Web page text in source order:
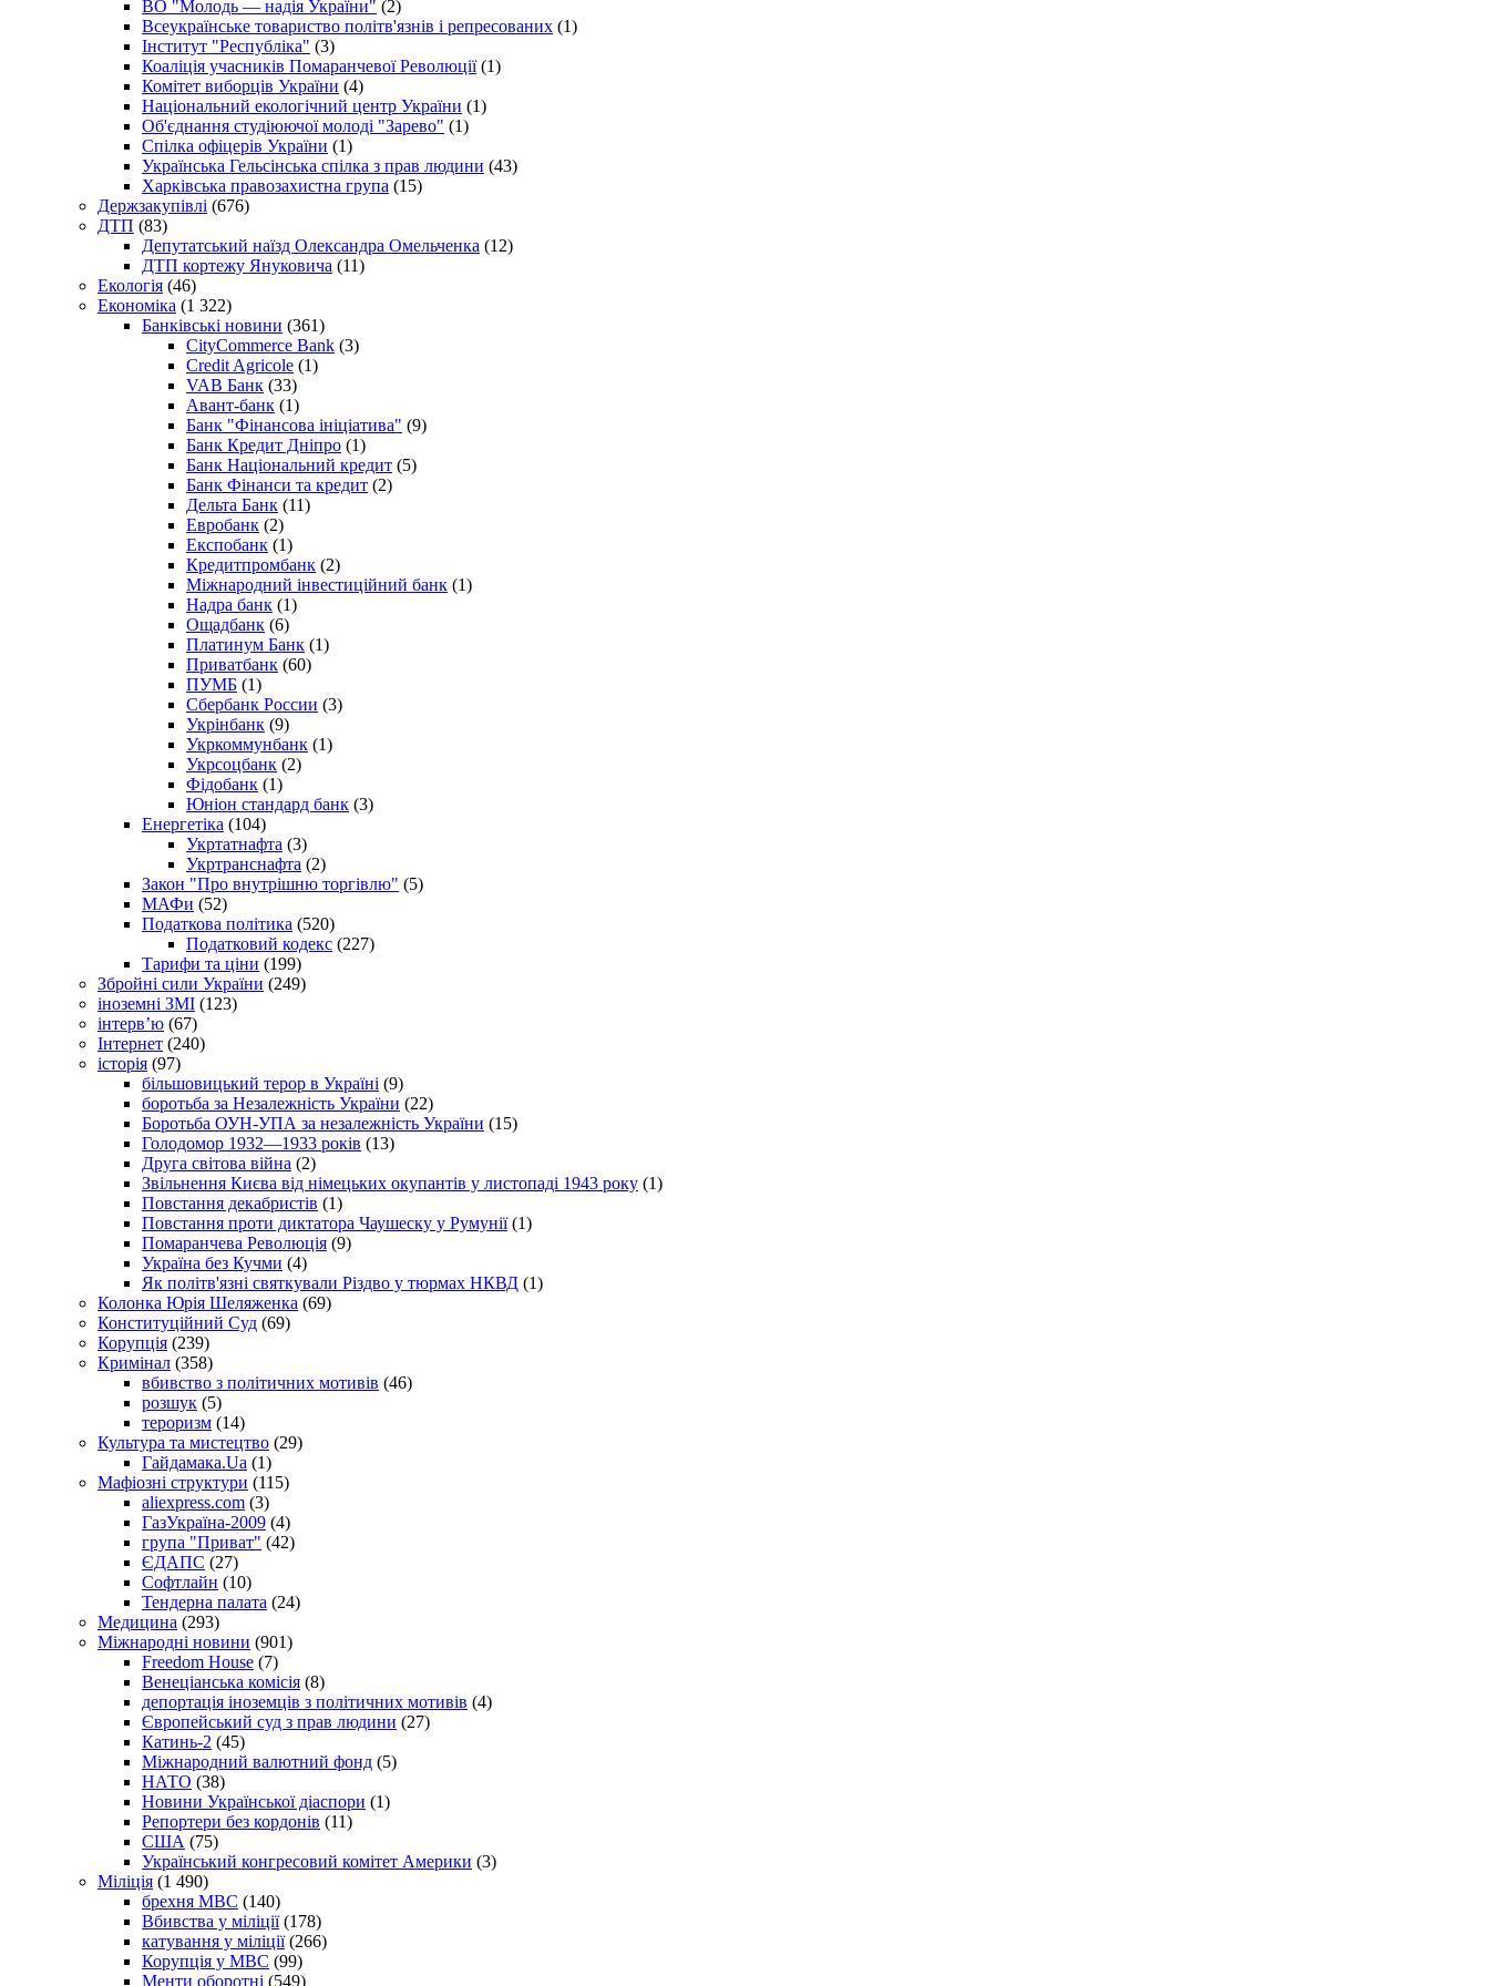
ВО "Молодь — надія України" (2)
Всеукраїнське товариство політв'язнів і репресованих (1)
Інститут "Республіка" (3)
Коаліція учасників Помаранчевої Революції(1)
Комітет виборців України (4)
Національний екологічний центр України (1)
Об'єднання студіюючої молоді "Зарево" (1)
Спілка офіцерів України (1)
Українська Гельсінська спілка з прав людини (43)
Харківська правозахистна група (15)
Держзакупівлі (676)
ДТП (83)
Депутатський наїзд Олександра Омельченка (12)
ДТП кортежу Януковича (11)
Екологія (46)
Економіка (1 322)
Банківські новини (361)
CityCommerce Bank (3)
Credit Agricole (1)
VAB Банк (33)
Авант-банк (1)
Банк "Фінансова ініціатива" (9)
Банк Кредит Дніпро (1)
Банк Національний кредит (5)
Банк Фінанси та кредит (2)
Дельта Банк (11)
Евробанк (2)
Експобанк (1)
Кредитпромбанк (2)
Міжнародний інвестиційний банк (1)
Надра банк (1)
Ощадбанк (6)
Платинум Банк (1)
Приватбанк (60)
ПУМБ (1)
Сбербанк России (3)
Укрінбанк (9)
Укркоммунбанк (1)
Укрсоцбанк (2)
Фідобанк (1)
Юніон стандард банк (3)
Енергетіка (104)
Укртатнафта (3)
Укртранснафта (2)
Закон "Про внутрішню торгівлю" (5)
МАФи (52)
Податкова політика (520)
Податковий кодекс (227)
Тарифи та ціни (199)
Збройні сили України (249)
іноземні ЗМІ (123)
інтерв’ю (67)
Інтернет (240)
історія (97)
більшовицький терор в Україні (9)
боротьба за Незалежність України (22)
Боротьба ОУН-УПА за незалежність України (15)
Голодомор 1932—1933 років (13)
Друга світова війна (2)
Звільнення Києва від німецьких окупантів у листопаді 1943 року (1)
Повстання декабристів (1)
Повстання проти диктатора Чаушеску у Румунії(1)
Помаранчева Революція (9)
Україна без Кучми (4)
Як політв'язні святкували Різдво у тюрмах НКВД (1)
Колонка Юрія Шеляженка (69)
Конституційний Суд (69)
Корупція (239)
Кримінал (358)
вбивство з політичних мотивів (46)
розшук (5)
тероризм (14)
Культура та мистецтво (29)
Гайдамака.Ua (1)
Мафіозні структури (115)
aliexpress.com (3)
ГазУкраїна-2009 (4)
група "Приват" (42)
ЄДАПС (27)
Софтлайн (10)
Тендерна палата (24)
Медицина (293)
Міжнародні новини (901)
Freedom House (7)
Венеціанська комісія (8)
депортація іноземців з політичних мотивів (4)
Європейський суд з прав людини (27)
Катинь-2 (45)
Міжнародний валютний фонд (5)
НАТО (38)
Новини Української діаспори (1)
Репортери без кордонів (11)
США (75)
Український конгресовий комітет Америки (3)
Міліція (1 490)
брехня МВС (140)
Вбивства у міліції(178)
катування у міліції(266)
Корупція у МВС (99)
Менти оборотні (549)